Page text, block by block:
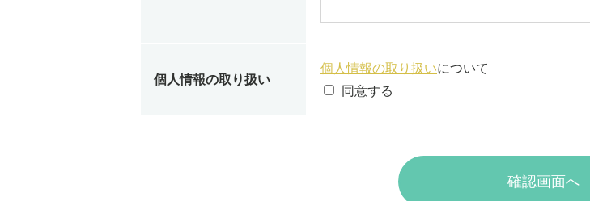
個人情報の取り扱い
個人情報の取り扱いについて
同意する
確認画面へ